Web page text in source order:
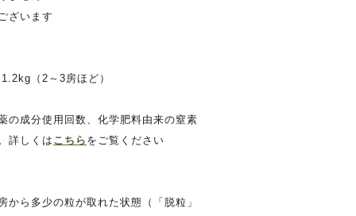
ざいます
（2～3房ほど）
成分使用回数、化学肥料由来の窒素
詳しくは こちら をご覧ください
ら多少の粒が取れた状態（「脱粒」